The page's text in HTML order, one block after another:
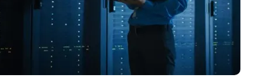
Spazio di lavoro
sicuro Zero Trust
Tutti i prodotti
e Design
contabilità
settori
Altri download
Prova gratuita
Nederlands
Português
简体中文
繁體中文